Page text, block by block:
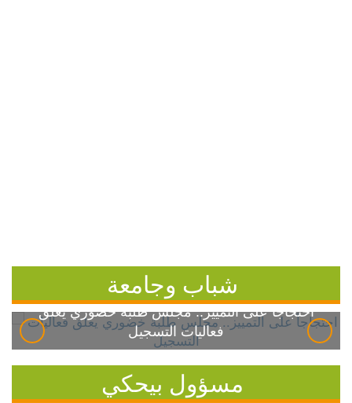
شباب وجامعة
احتجاجاً على التمييز.. مجلس طلبة خضوري يعلق
فعاليات التسجيل
مسؤول بيحكي